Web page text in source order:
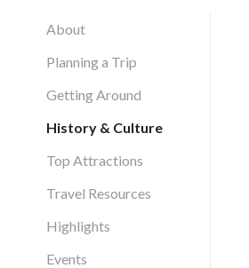
About
Planning a Trip
Getting Around
History & Culture
Top Attractions
Travel Resources
Highlights
Events